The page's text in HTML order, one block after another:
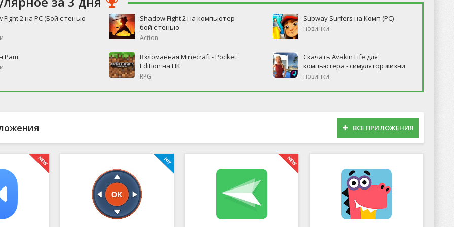
Fight 2 на PC (Бой с тенью
Shadow Fight 2 на компьютер –
бой с тенью
Action
Subway Surfers на Комп (PC)
новинки
Раш
Взломанная Minecraft - Pocket
Edition на ПК
RPG
Скачать Avakin Life для
компьютера - симулятор жизни
новинки
ВСЕ ПРИЛОЖЕНИЯ